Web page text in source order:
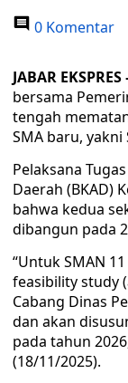
0 Komentar
JABAR EKSPRES
bersama
tengah
SMA baru, yakni
Pelaksana
Daerah (BKAD)
bahwa kedua
dibangun pada
“Untuk SMAN
feasibility study
Cabang Dinas
dan akan
pada tahun
(18/11/2025).